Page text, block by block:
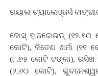
ରୟାଲ ଚ୍ୟାଲେଞ୍ଜର୍ସ
ଜୋସ୍ ହାଜଲେଉଡ୍
କୋଟି), ଜିତେଶ ଶର୍ମା
(୮.୭୫ କୋଟି ଟଙ୍କା), ରସିଖ
(୨.୬୦ କୋଟି),